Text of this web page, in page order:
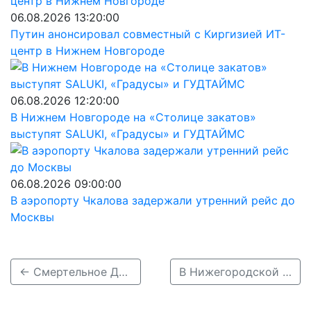
06.08.2026 13:20:00
Путин анонсировал совместный с Киргизией ИТ-
центр в Нижнем Новгороде
06.08.2026 12:20:00
В Нижнем Новгороде на «Столице закатов»
выступят SALUKI, «Градусы» и ГУДТАЙМС
06.08.2026 09:00:00
В аэропорту Чкалова задержали утренний рейс до
Москвы
← Смертельное ДТП в Нижегородской области: “Нива” вместе с водителем утонула в Оке В Нижегородской области водитель Mitsubishi пострадал в ДТП с кабаном →